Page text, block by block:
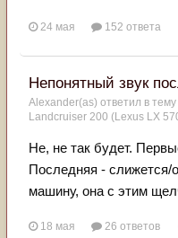
24 мая 152 ответа
Непонятный звук
Alexander(as) ответил в
Landcruiser 200 (Lexus LX
Не, не так будет.
Последняя - слижется/
машину, она с этим
18 мая 26 ответов